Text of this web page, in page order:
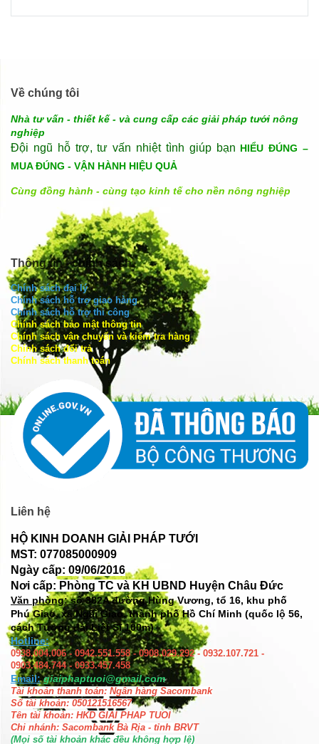
Về chúng tôi
Nhà tư vấn - thiết kế - và cung cấp các giải pháp tưới nông
nghiệp
Đội ngũ hỗ trợ, tư vấn nhiệt tình giúp bạn HIỂU ĐÚNG –
MUA ĐÚNG - VẬN HÀNH HIỆU QUẢ
Cùng đồng hành - cùng tạo kinh tế cho nền nông nghiệp
Thông tin - chính sách
Chính sách đại lý
Chính sách hỗ trợ giao hàng
Chính sách hỗ trợ thi công
Chính sách bảo mật thông tin
Chính sách vận chuyển và kiểm tra hàng
Chính sách đổi trả
Chính sách thanh toán
Liên hệ
HỘ KINH DOANH GIẢI PHÁP TƯỚI
MST: 077085000909
Ngày cấp: 09/06/2016
Nơi cấp: Phòng TC và KH UBND Huyện Châu Đức
Văn phòng: số382A đường Hùng Vương, tổ 16, khu phố
Phú Giao, xã Ngãi Giao, thành phố Hồ Chí Minh (quốc lộ 56,
cách Tượng đài Liệt Sĩ 100m)
Hotline:
0938.004.006 - 0942.551.558 - 0908.029.292 - 0932.107.721 -
0903.484.744 - 0933.457.458
Email: giaiphaptuoi@gmail.com
Tài khoản thanh toán: Ngân hàng Sacombank
Số tài khoản: 050121516567
Tên tài khoản: HKD GIAI PHAP TUOI
Chi nhánh: Sacombank Bà Rịa - tỉnh BRVT
(Mọi số tài khoản khác đều không hợp lệ)